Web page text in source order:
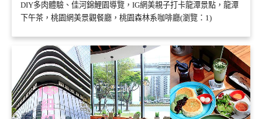
DIY多肉體驗、佳河錦鯉園導覽，IG網美親子打卡龍潭景點，龍潭
下午茶，桃園網美景觀餐廳，桃園森林系咖啡廳(瀏覽：1)